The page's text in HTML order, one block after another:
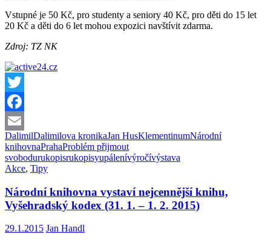
Vstupné je 50 Kč, pro studenty a seniory 40 Kč, pro děti do 15 let
20 Kč a děti do 6 let mohou expozici navštívit zdarma.
Zdroj: TZ NK
Twitter
Facebook
Email
DalimilDalimilova kronikaJan HusKlementinumNárodní
knihovnaPrahaProblém přijmout
svobodurukopisrukopisyupálenívýročívýstava
Akce, Tipy
Národní knihovna vystaví nejcennější knihu,
Vyšehradský kodex (31. 1. – 1. 2. 2015)
29.1.2015 Jan Handl